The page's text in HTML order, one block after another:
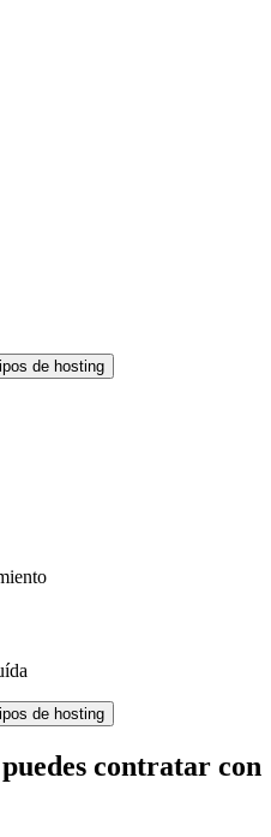
de hosting
de hosting
contratar con